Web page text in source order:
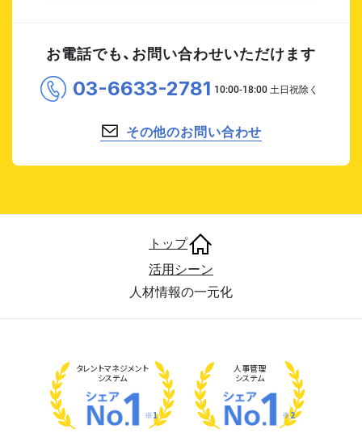
お電話でも、お問い合わせいただけます
03-6633-2781
その他のお問い合わせ
トップ
活用シーン
人材情報の一元化
タレントマネジメント
システム
※1
人事管理
システム
※2